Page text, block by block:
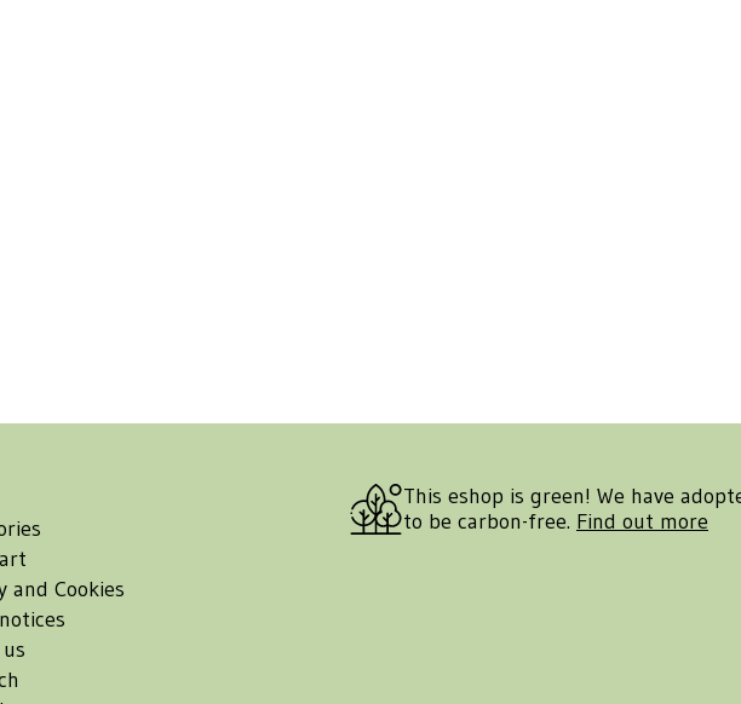
and Cookies
This eshop is green! We have
to be carbon-free. Find out more